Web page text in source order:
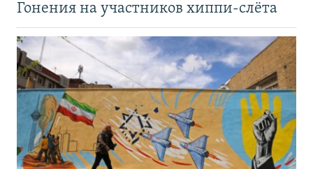
Гонения на участников хиппи-слёта